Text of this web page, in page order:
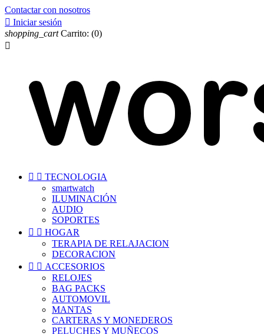
Contactar con nosotros
 Iniciar sesión
shopping_cart Carrito: (0)

  TECNOLOGIA
smartwatch
ILUMINACIÓN
AUDIO
SOPORTES
  HOGAR
TERAPIA DE RELAJACION
DECORACION
  ACCESORIOS
RELOJES
BAG PACKS
AUTOMOVIL
MANTAS
CARTERAS Y MONEDEROS
PELUCHES Y MUÑECOS